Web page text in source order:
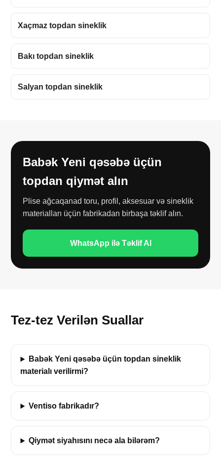
Xaçmaz topdan sineklik
Bakı topdan sineklik
Salyan topdan sineklik
Babək Yeni qəsəbə üçün
topdan qiymət alın
Plise ağcaqanad toru, profil, aksesuar və sineklik
materialları üçün fabrikadan birbaşa təklif alın.
WhatsApp ilə Təklif Al
Tez-tez Verilən Suallar
Babək Yeni qəsəbə üçün topdan sineklik
materialı verilirmi?
Ventiso fabrikadır?
Qiymət siyahısını necə ala bilərəm?